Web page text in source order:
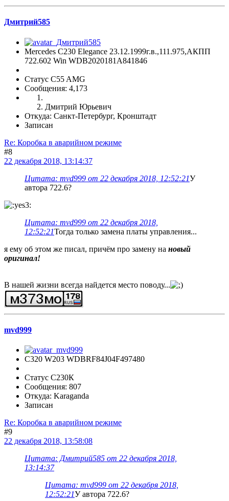
Дмитрий585
Mercedes C230 Elegance 23.12.1999г.в.,111.975,АКПП
722.602 Win WDB2020181A841846
Статус C55 AMG
Сообщения: 4,173
Дмитрий Юрьевич
Откуда: Санкт-Петербург, Кронштадт
Записан
Re: Коробка в аварийном режиме
#8
22 декабря 2018, 13:14:37
Цитата: mvd999 от 22 декабря 2018, 12:52:21У
автора 722.6?
Цитата: mvd999 от 22 декабря 2018,
12:52:21Тогда только замена платы управления...
я ему об этом же писал, причём про замену на новый
оригинал!
В нашей жизни всегда найдется место поводу...
mvd999
C320 W203 WDBRF84J04F497480
Статус С230К
Сообщения: 807
Откуда: Karaganda
Записан
Re: Коробка в аварийном режиме
#9
22 декабря 2018, 13:58:08
Цитата: Дмитрий585 от 22 декабря 2018,
13:14:37
Цитата: mvd999 от 22 декабря 2018,
12:52:21У автора 722.6?